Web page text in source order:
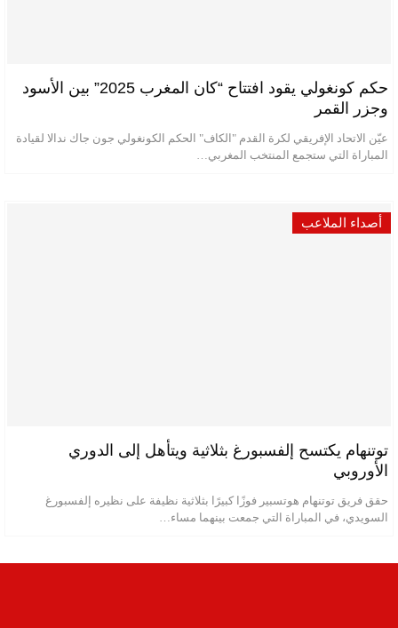
حكم كونغولي يقود افتتاح “كان المغرب 2025” بين الأسود
وجزر القمر
عيّن الاتحاد الإفريقي لكرة القدم "الكاف" الحكم الكونغولي جون جاك ندالا لقيادة
المباراة التي ستجمع المنتخب المغربي…
أصداء الملاعب
توتنهام يكتسح إلفسبورغ بثلاثية ويتأهل إلى الدوري
الأوروبي
حقق فريق توتنهام هوتسبير فوزًا كبيرًا بثلاثية نظيفة على نظيره إلفسبورغ
السويدي، في المباراة التي جمعت بينهما مساء…